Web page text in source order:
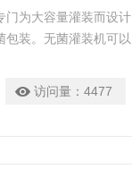
门为大容量灌装而设计
包装。无菌灌装机可以
访问量：4477